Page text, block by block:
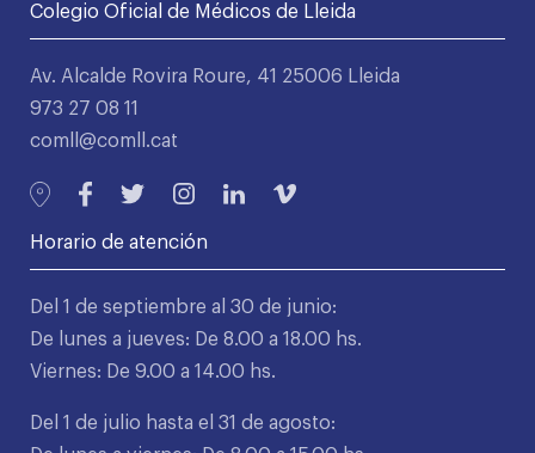
Colegio Oficial de Médicos de Lleida
Av. Alcalde Rovira Roure, 41 25006 Lleida
973 27 08 11
comll@comll.cat
Horario de atención
Del 1 de septiembre al 30 de junio:
De lunes a jueves: De 8.00 a 18.00 hs.
Viernes: De 9.00 a 14.00 hs.
Del 1 de julio hasta el 31 de agosto: